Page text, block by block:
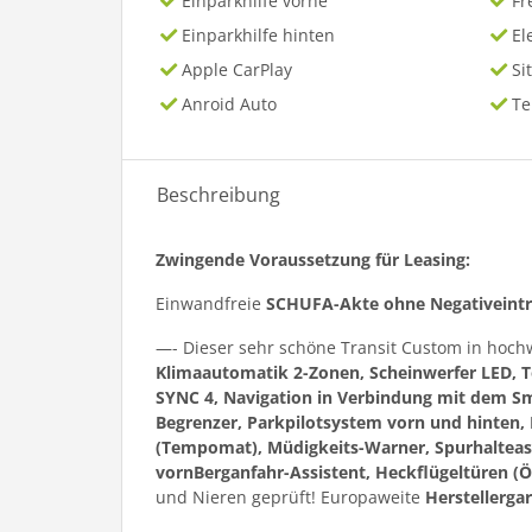
Einparkhilfe hinten
Apple CarPlay
Anroid Auto
Beschreibung
Zwingende Voraussetzung für Leasing:
Einwandfreie SCHUFA-Akte ohne
—- Dieser sehr schöne Transit Custom in
Klimaautomatik 2-Zonen, Scheinwerfer
SYNC 4, Navigation in Verbindung mit dem
Begrenzer, Parkpilotsystem vorn und hinten,
(Tempomat), Müdigkeits-Warner,
vornBerganfahr-Assistent, Heckflügeltüren
und Nieren geprüft! Europaweite